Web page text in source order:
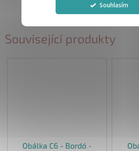
Souhlasím
Související produkty
Obálka C6 - Bordó -